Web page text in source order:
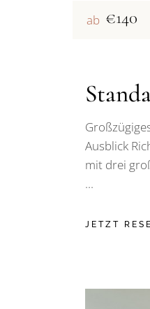
ab €140
Ausblick
mit drei
...
JETZT